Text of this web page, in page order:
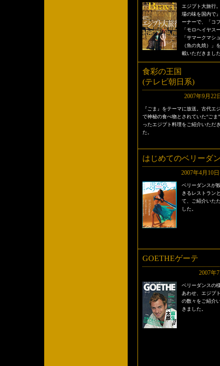
エジプト大旅行
場の味を国内で
ーナーで、「コ
「モロヘイヤス
「サマークマシ
（魚の丸焼）」
載いただきまし
食彩の王国
(テレビ朝日系)
2007年9月22
『ごま』をテーマに放送。古代エ
で神秘の食べ物とされていた“ごま
ったエジプト料理をご紹介いただ
た。
はじめてのベリーダ
2007年4月10
ベリーダンスが
きるレストラン
て、ご紹介いた
した。
GOETHEゲーテ
2007年
ベリーダンスの
あわせ、エジプ
の数々をご紹介
きました。